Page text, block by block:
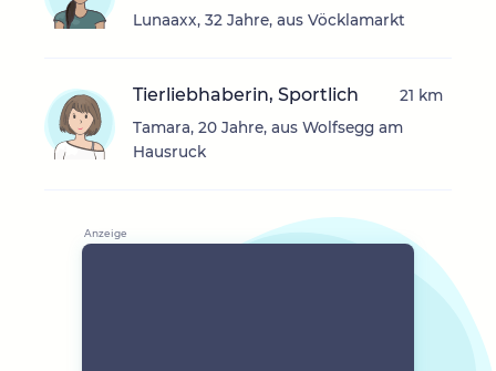
Lunaaxx, 32 Jahre, aus Vöcklamarkt
Tierliebhaberin, Sportlich
Tamara, 20 Jahre, aus Wolfsegg am
Hausruck
21 km